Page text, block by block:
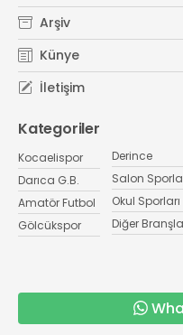
Arşiv
Künye
İletişim
Kategoriler
Kocaelispor
Darıca G.B.
Amatör Futbol
Gölcükspor
Derince
Salon
Okul Sporları
Diğer